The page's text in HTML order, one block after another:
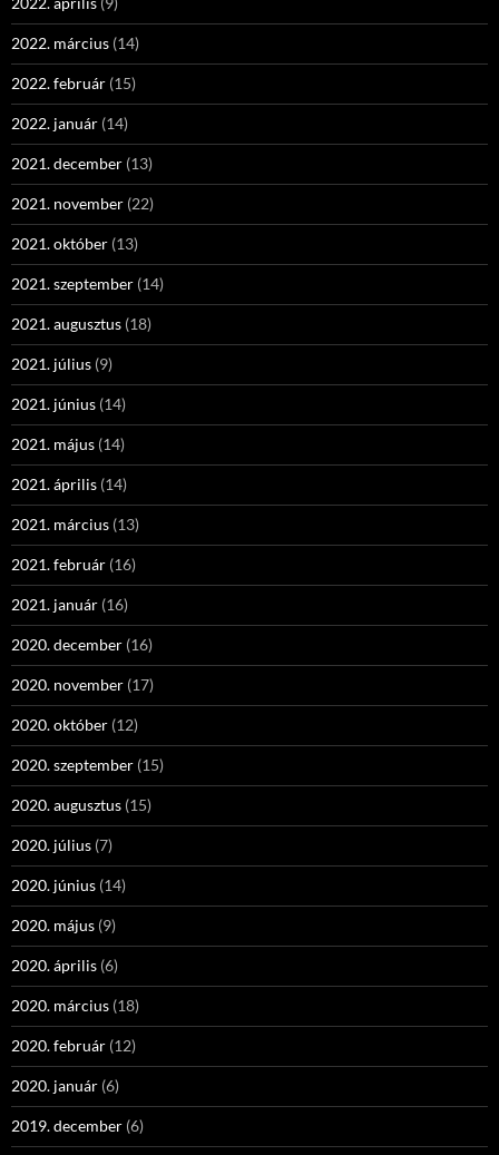
2022. március (14)
2022. február (15)
2022. január (14)
2021. december (13)
2021. november (22)
2021. október (13)
2021. szeptember (14)
2021. augusztus (18)
2021. július (9)
2021. június (14)
2021. május (14)
2021. április (14)
2021. március (13)
2021. február (16)
2021. január (16)
2020. december (16)
2020. november (17)
2020. október (12)
2020. szeptember (15)
2020. augusztus (15)
2020. július (7)
2020. június (14)
2020. május (9)
2020. április (6)
2020. március (18)
2020. február (12)
2020. január (6)
2019. december (6)